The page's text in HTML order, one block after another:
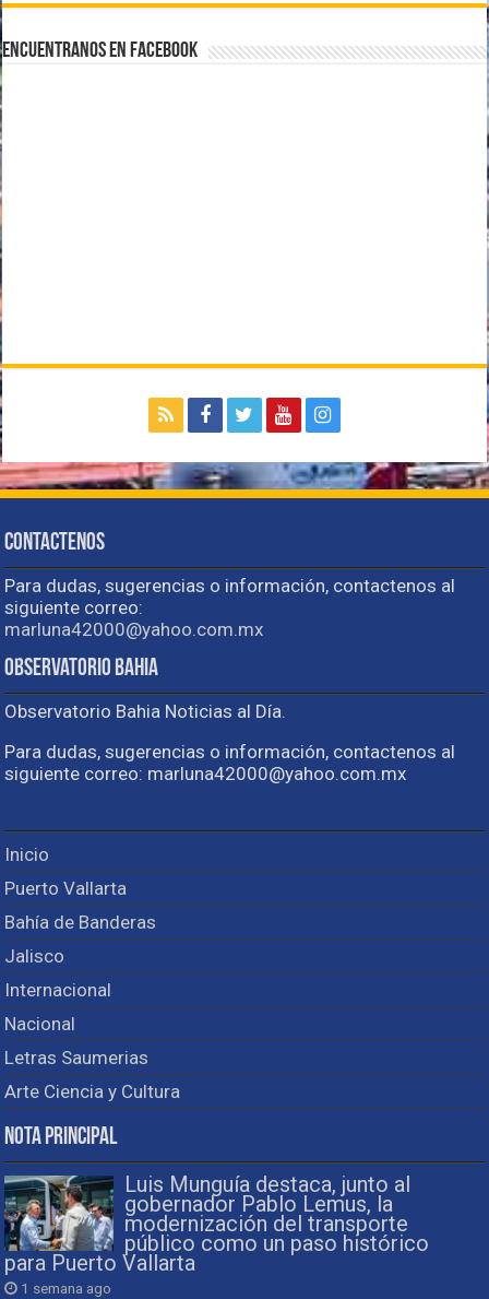
Encuentranos en Facebook
Contactenos
Para dudas, sugerencias o información, contactenos al
siguiente correo:
marluna42000@yahoo.com.mx
Observatorio Bahia
Observatorio Bahia Noticias al Día.
Para dudas, sugerencias o información, contactenos al
siguiente correo: marluna42000@yahoo.com.mx
Inicio
Puerto Vallarta
Bahía de Banderas
Jalisco
Internacional
Nacional
Letras Saumerias
Arte Ciencia y Cultura
Nota Principal
Luis Munguía destaca, junto al
gobernador Pablo Lemus, la
modernización del transporte
público como un paso histórico
para Puerto Vallarta
1 semana ago